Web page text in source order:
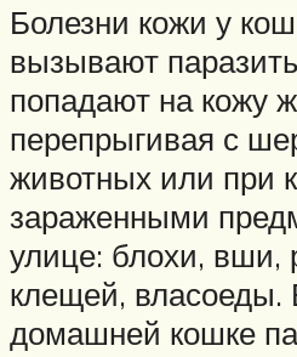
Болезни кожи у
вызывают
попадают на кожу
перепрыгивая с
животных или при
зараженными
улице: блохи, вши,
клещей, власоеды.
домашней кошке